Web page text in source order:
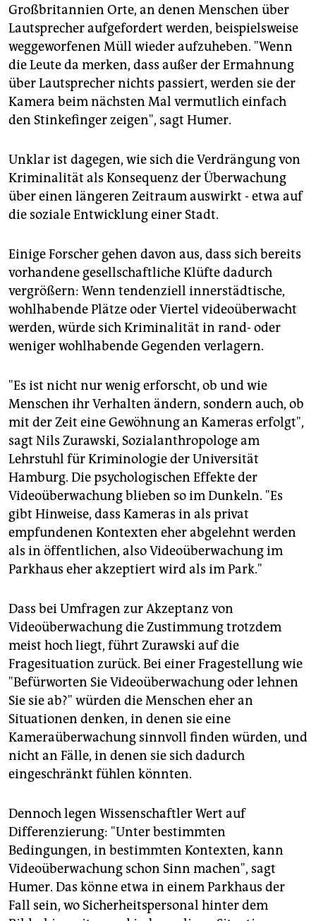
Großbritannien Orte, an denen Menschen über
Lautsprecher aufgefordert werden, beispielsweise
weggeworfenen Müll wieder aufzuheben. "Wenn
die Leute da merken, dass außer der Ermahnung
über Lautsprecher nichts passiert, werden sie der
Kamera beim nächsten Mal vermutlich einfach
den Stinkefinger zeigen", sagt Humer.
Unklar ist dagegen, wie sich die Verdrängung von
Kriminalität als Konsequenz der Überwachung
über einen längeren Zeitraum auswirkt - etwa auf
die soziale Entwicklung einer Stadt.
Einige Forscher gehen davon aus, dass sich bereits
vorhandene gesellschaftliche Klüfte dadurch
vergrößern: Wenn tendenziell innerstädtische,
wohlhabende Plätze oder Viertel videoüberwacht
werden, würde sich Kriminalität in rand- oder
weniger wohlhabende Gegenden verlagern.
"Es ist nicht nur wenig erforscht, ob und wie
Menschen ihr Verhalten ändern, sondern auch, ob
mit der Zeit eine Gewöhnung an Kameras erfolgt",
sagt Nils Zurawski, Sozialanthropologe am
Lehrstuhl für Kriminologie der Universität
Hamburg. Die psychologischen Effekte der
Videoüberwachung blieben so im Dunkeln. "Es
gibt Hinweise, dass Kameras in als privat
empfundenen Kontexten eher abgelehnt werden
als in öffentlichen, also Videoüberwachung im
Parkhaus eher akzeptiert wird als im Park."
Dass bei Umfragen zur Akzeptanz von
Videoüberwachung die Zustimmung trotzdem
meist hoch liegt, führt Zurawski auf die
Fragesituation zurück. Bei einer Fragestellung wie
"Befürworten Sie Videoüberwachung oder lehnen
Sie sie ab?" würden die Menschen eher an
Situationen denken, in denen sie eine
Kameraüberwachung sinnvoll finden würden, und
nicht an Fälle, in denen sie sich dadurch
eingeschränkt fühlen könnten.
Dennoch legen Wissenschaftler Wert auf
Differenzierung: "Unter bestimmten
Bedingungen, in bestimmten Kontexten, kann
Videoüberwachung schon Sinn machen", sagt
Humer. Das könne etwa in einem Parkhaus der
Fall sein, wo Sicherheitspersonal hinter dem